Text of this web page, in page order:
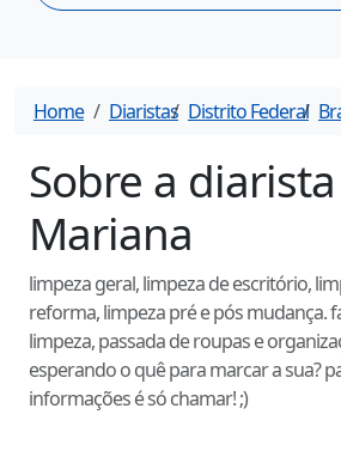
Home Diaristas Distrito Federal
Sobre a diarista
Mariana
limpeza geral, limpeza de escritório,
reforma, limpeza pré e pós mudança.
limpeza, passada de roupas e
esperando o quê para marcar a sua?
informações é só chamar! ;)